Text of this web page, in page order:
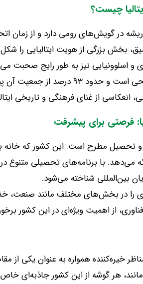
چیست؟
در گویش‌های رومی دارد و از زمان
بخش بزرگی از هویت ایتالیایی را
و اسلوونیایی نیز به طور رایج صحبت
است و حدود
درصد از جمعیت آن
انعکاسی از غنای فرهنگی و تاریخی
فرصتی برای پیشرفت
و تحصیل مطرح است. این کشور که خانه
می‌دهد. با برنامه‌های تحصیلی متنوع
بین‌المللی شناخته می‌شود.
را در بخش‌های مختلف مانند صنعت،
از اهمیت ویژه‌ای در این کشور
مناظر خیره‌کننده همواره به عنوان
هر گوشه از این کشور جاذبه‌ای